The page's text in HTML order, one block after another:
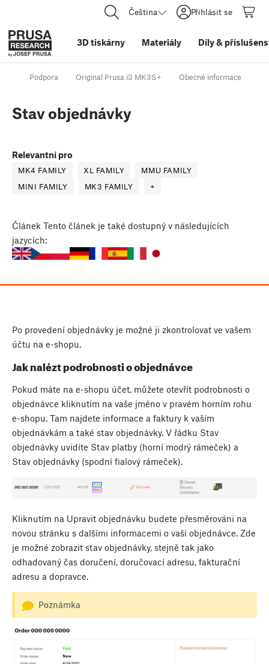
Čeština Přihlásit se
3D tiskárny Materiály Díly&
Podpora Original Prusa i3 MK3S+ Obecné informace
Stav objednávky
Relevantní pro
MK4 FAMILY XL FAMILY
MMU FAMILY
MINI FAMILY
MK3 FAMILY +
Článek Tento článek je také dostupný v následujících
jazycích:
Po provedení objednávky je možné ji zkontrolovat ve vašem
účtu na e-shopu.
Jak nalézt podrobnosti o objednávce
Pokud máte na e-shopu účet, můžete otevřít podrobnosti o
objednávce kliknutím na vaše jméno v pravém horním rohu
e-shopu. Tam najdete informace a faktury k vašim
objednávkám a také stav objednávky. V řádku Stav
objednávky uvidíte Stav platby (horní modrý rámeček) a
Stav objednávky (spodní fialový rámeček).
Kliknutím na Upravit objednávku budete přesměrováni na
novou stránku s dalšími informacemi o vaší objednávce. Zde
je možné zobrazit stav objednávky, stejně tak jako
odhadovaný čas doručení, doručovací adresu, fakturační
adresu a dopravce.
Poznámka